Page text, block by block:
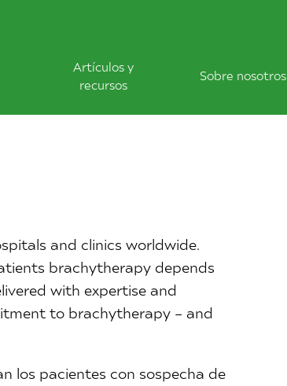
Artículos y
recursos
Sobre nosotros
and clinics worldwide.
brachytherapy depends
with expertise and
to brachytherapy – and
los pacientes con sospecha de